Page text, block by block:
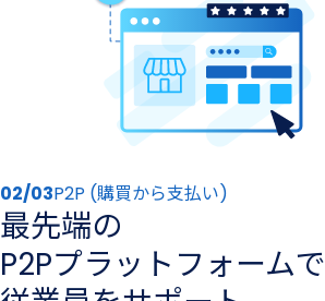
02/03P2P (購買から支払い)
最先端の​
P2Pプラットフォームで​